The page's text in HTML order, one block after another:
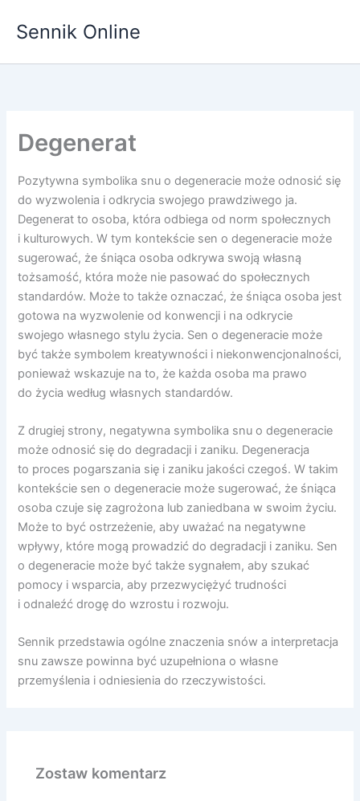
Sennik Online
Degenerat
Pozytywna symbolika snu o degeneracie może odnosić się
do wyzwolenia i odkrycia swojego prawdziwego ja.
Degenerat to osoba, która odbiega od norm społecznych
i kulturowych. W tym kontekście sen o degeneracie może
sugerować, że śniąca osoba odkrywa swoją własną
tożsamość, która może nie pasować do społecznych
standardów. Może to także oznaczać, że śniąca osoba jest
gotowa na wyzwolenie od konwencji i na odkrycie
swojego własnego stylu życia. Sen o degeneracie może
być także symbolem kreatywności i niekonwencjonalności,
ponieważ wskazuje na to, że każda osoba ma prawo
do życia według własnych standardów.
Z drugiej strony, negatywna symbolika snu o degeneracie
może odnosić się do degradacji i zaniku. Degeneracja
to proces pogarszania się i zaniku jakości czegoś. W takim
kontekście sen o degeneracie może sugerować, że śniąca
osoba czuje się zagrożona lub zaniedbana w swoim życiu.
Może to być ostrzeżenie, aby uważać na negatywne
wpływy, które mogą prowadzić do degradacji i zaniku. Sen
o degeneracie może być także sygnałem, aby szukać
pomocy i wsparcia, aby przezwyciężyć trudności
i odnaleźć drogę do wzrostu i rozwoju.
Sennik przedstawia ogólne znaczenia snów a interpretacja
snu zawsze powinna być uzupełniona o własne
przemyślenia i odniesienia do rzeczywistości.
Zostaw komentarz